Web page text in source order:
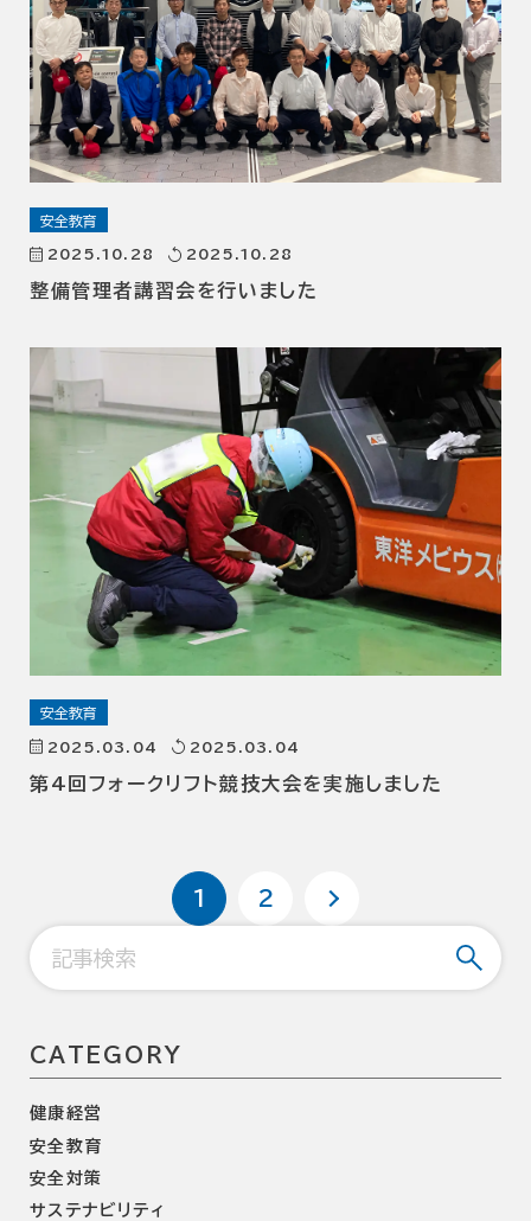
安全教育
2025.10.28 2025.10.28
整備管理者講習会を行いました
安全教育
2025.03.04 2025.03.04
第4回フォークリフト競技大会を実施しました
1 2
CATEGORY
健康経営
安全教育
安全対策
サステナビリティ